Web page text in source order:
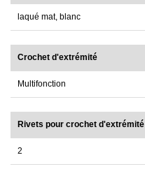
laqué mat, blanc
Crochet d'extrémité
Multifonction
Rivets pour crochet d'extrémité
2